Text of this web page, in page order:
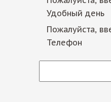
Удобный день
Пожалуйста,
Телефон